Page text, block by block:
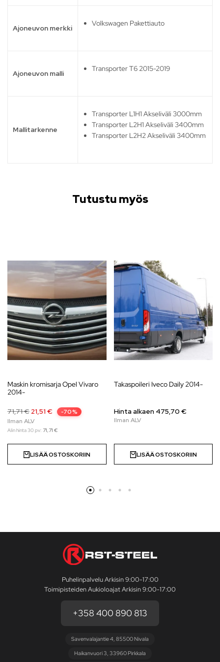
Ajoneuvon merkki
Volkswagen Pakettiauto
Ajoneuvon malli
Transporter T6 2015-2019
Mallitarkenne
Transporter L1H1 Akseliväli 3000mm
Transporter L2H1 Akseliväli 3400mm
Transporter L2H2 Akseliväli 3400mm
Tutustu myös
Maskin kromisarja Opel Vivaro
2014-
71,71€ 21,51 € -70%
Alin hinta 30 pv: 71,71 €
LISÄÄ OSTOSKORIIN
Takaspoileri Iveco Daily 2014-
Hinta alkaen 475,70 €
LISÄÄ OSTOSKORIIN
Puhelinpalvelu Arkisin 9:00-17:00
Toimipisteiden Aukioloajat Arkisin 9:00-17:00
+358 400 890 813
Savenvalajantie 4, 85500 Nivala
Haikanvuori 3, 33960 Pirkkala